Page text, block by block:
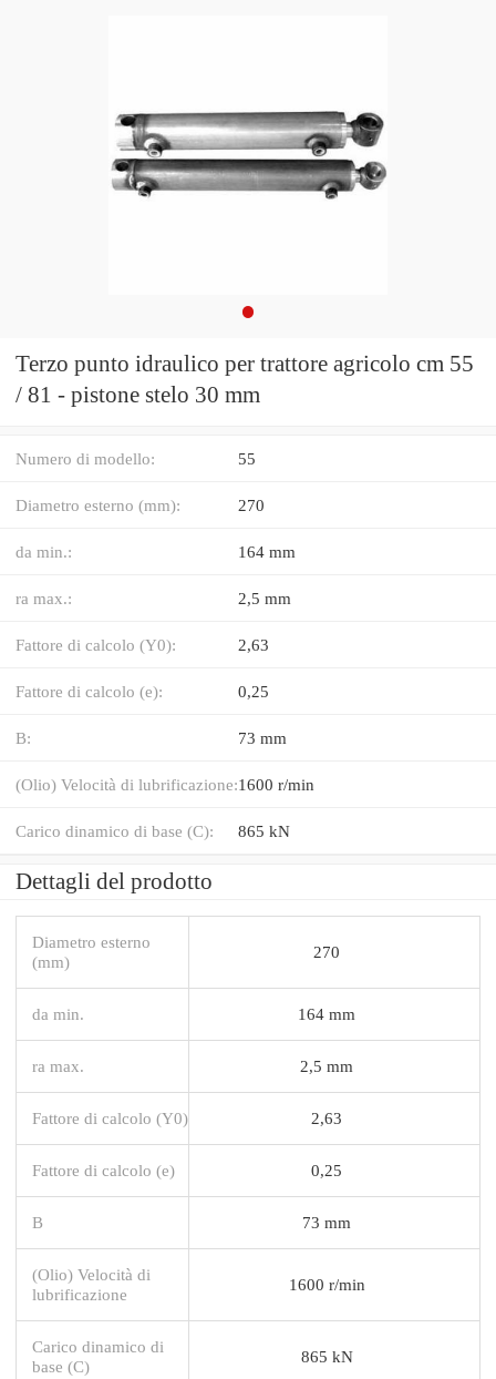
Terzo punto idraulico per trattore agricolo cm 55
/ 81 - pistone stelo 30 mm
Numero di modello: 55
Diametro esterno (mm): 270
da min.: 164 mm
ra max.: 2,5 mm
Fattore di calcolo (Y0): 2,63
Fattore di calcolo (e): 0,25
B: 73 mm
(Olio) Velocità di lubrificazione:1600 r/min
Carico dinamico di base (C): 865 kN
Dettagli del prodotto
Diametro esterno
(mm)
270
da min. 164 mm
ra max. 2,5 mm
Fattore di calcolo (Y0) 2,63
Fattore di calcolo (e) 0,25
B 73 mm
(Olio) Velocità di
lubrificazione
1600 r/min
Carico dinamico di
base (C)
865 kN